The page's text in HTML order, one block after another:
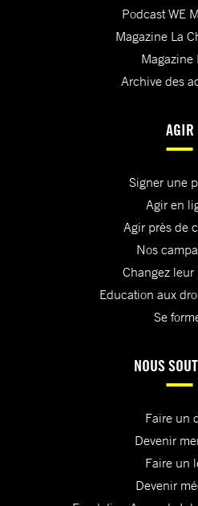
Podcast WE
Magazine La
Magazine
Archive des
AGIR
Signer une
Agir en
Agir près de
Nos
Changez leur
Education aux
Se
NOUS
Faire un
Devenir
Faire un
Devenir